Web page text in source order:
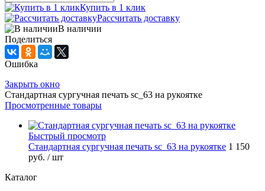
Купить в 1 клик
Рассчитать доставку
В наличии
Поделиться
Ошибка
Закрыть окно
Стандартная сургучная печать sc_63 на рукоятке
Просмотренные товары
Быстрый просмотр
Стандартная сургучная печать sc_63 на рукоятке 1 150
руб. / шт
Каталог